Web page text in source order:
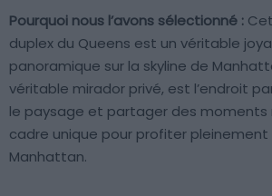
Pourquoi nous l’avons sélectionné :
duplex du Queens est un véritable
panoramique sur la skyline de
véritable mirador privé, est l’endroit
le paysage et partager des moments
cadre unique pour profiter
Manhattan.